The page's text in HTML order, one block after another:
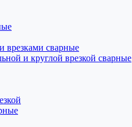
врезками сварные
и круглой врезкой сварные